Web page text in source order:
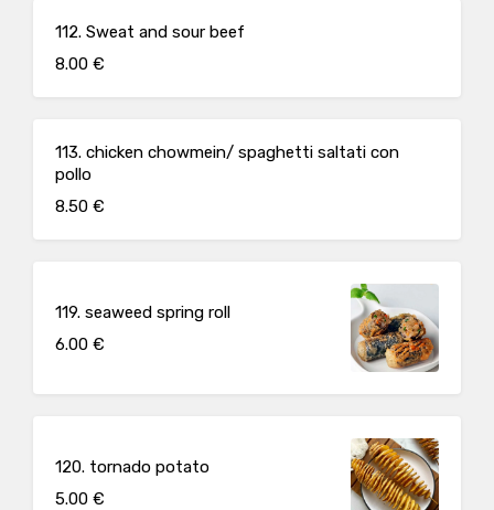
112. Sweat and sour beef
8.00 €
113. chicken chowmein/ spaghetti saltati con
pollo
8.50 €
119. seaweed spring roll
6.00 €
120. tornado potato
5.00 €